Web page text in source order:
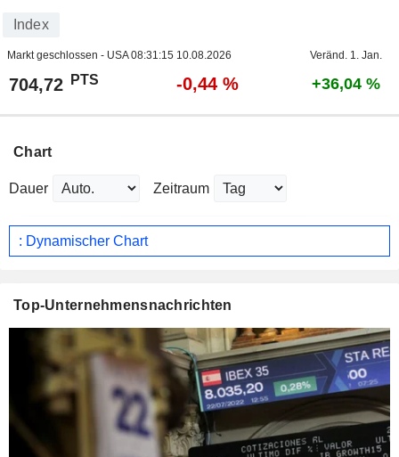
Index
Markt geschlossen - USA08:31:15 10.08.2026 Veränd. 1. Jan.
704,72 PTS -0,44 % +36,04 %
Chart
Dauer Zeitraum
: Dynamischer Chart
Top-Unternehmensnachrichten